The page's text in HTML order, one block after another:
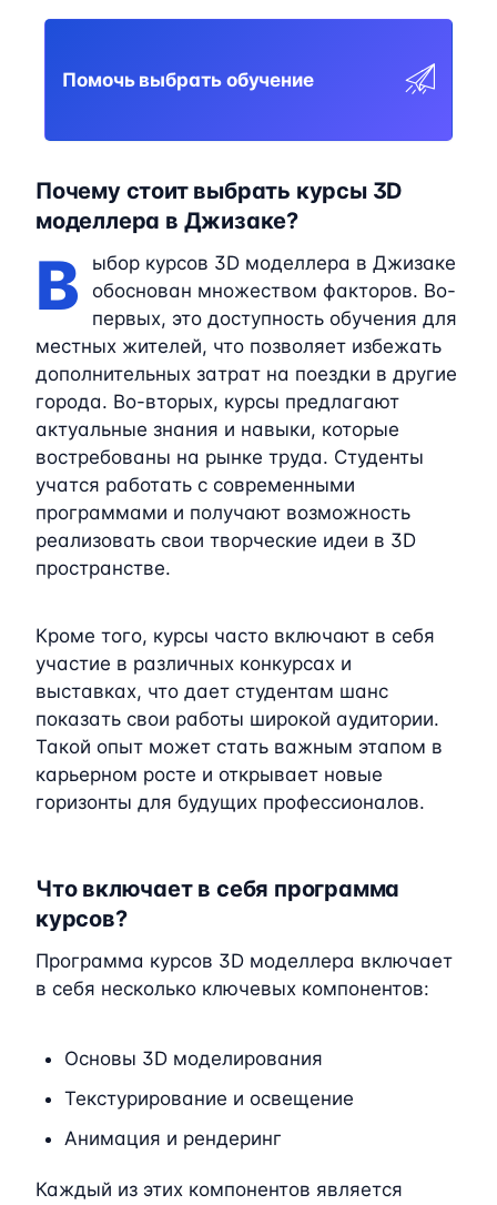
Помочь выбрать обучение
Почему стоит выбрать курсы 3D
моделлера в Джизаке?
В
ыбор курсов 3D моделлера в Джизаке
обоснован множеством факторов. Во-
первых, это доступность обучения для
местных жителей, что позволяет избежать
дополнительных затрат на поездки в другие
города. Во-вторых, курсы предлагают
актуальные знания и навыки, которые
востребованы на рынке труда. Студенты
учатся работать с современными
программами и получают возможность
реализовать свои творческие идеи в 3D
пространстве.
Кроме того, курсы часто включают в себя
участие в различных конкурсах и
выставках, что дает студентам шанс
показать свои работы широкой аудитории.
Такой опыт может стать важным этапом в
карьерном росте и открывает новые
горизонты для будущих профессионалов.
Что включает в себя программа
курсов?
Программа курсов 3D моделлера включает
в себя несколько ключевых компонентов:
Основы 3D моделирования
Текстурирование и освещение
Анимация и рендеринг
Каждый из этих компонентов является